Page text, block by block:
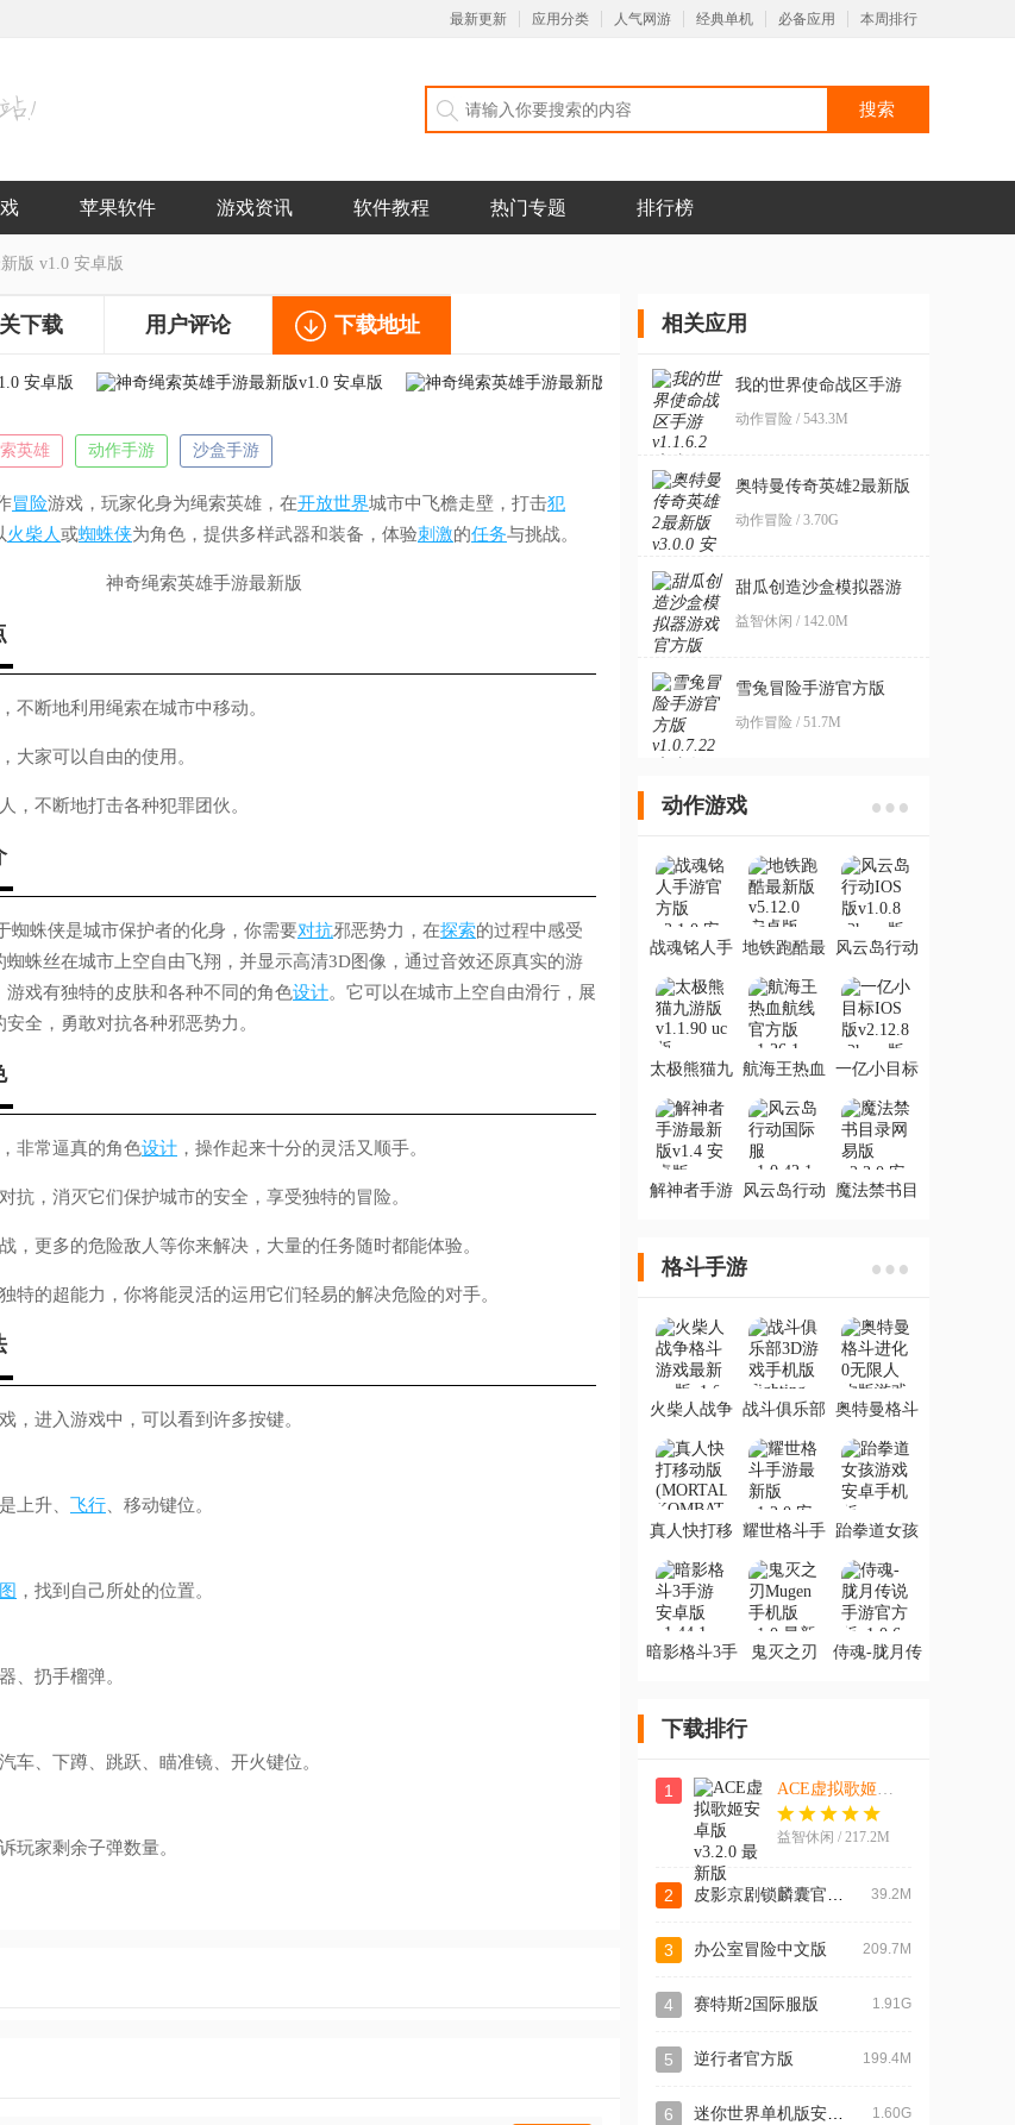
最新更新 应用分类 人气网游 经典单机 必备应用 本周排行
苹果软件 游戏资讯 软件教程 热门专题 排行榜
版 v1.0 安卓版
下载 用户评论 下载地址
英雄 动作手游 沙盒手游
冒险游戏，玩家化身为绳索英雄，在开放世界城市中飞檐走壁，打击犯
火柴人或蜘蛛侠为角色，提供多样武器和装备，体验刺激的任务与挑战。
不断地利用绳索在城市中移动。
大家可以自由的使用。
，不断地打击各种犯罪团伙。
蜘蛛侠是城市保护者的化身，你需要对抗邪恶势力，在探索的过程中感受
蛛丝在城市上空自由飞翔，并显示高清3D图像，通过音效还原真实的游
戏有独特的皮肤和各种不同的角色设计。它可以在城市上空自由滑行，展
安全，勇敢对抗各种邪恶势力。
非常逼真的角色设计 ，操作起来十分的灵活又顺手。
抗，消灭它们保护城市的安全，享受独特的冒险。
，更多的危险敌人等你来解决，大量的任务随时都能体验。
特的超能力，你将能灵活的运用它们轻易的解决危险的对手。
，进入游戏中，可以看到许多按键。
上升、 飞行 、移动键位。
，找到自己所处的位置。
、扔手榴弹。
车、下蹲、跳跃、瞄准镜、开火键位。
玩家剩余子弹数量。
相关应用
我的世界使命战区手游
动作冒险 / 543.3M
奥特曼传奇英雄2最新版
动作冒险 / 3.70G
甜瓜创造沙盒模拟器游
戏官方版
益智休闲 / 142.0M
雪兔冒险手游官方版
动作冒险 / 51.7M
动作游戏
战魂铭人手 地铁跑酷最 风云岛行动
太极熊猫九 航海王热血
一亿小目标
解神者手游 风云岛行动
魔法禁书目
格斗手游
火柴人战争
新ios版
战斗俱乐部
版Fighting
Combat
revolt
奥特曼格斗
物版游戏
真人快打移
(MORTAL
KOMBAT)
耀世格斗手 跆拳道女孩
机版
kickboxing
暗影格斗3手
鬼灭之刃
侍魂-胧月传
下载排行
1 ACE虚拟歌姬安卓版
益智休闲 / 217.2M
2 39.2M
3 办公室冒险中文版 209.7M
4 赛特斯2国际服版 1.91G
5 逆行者官方版 199.4M
6 1.60G